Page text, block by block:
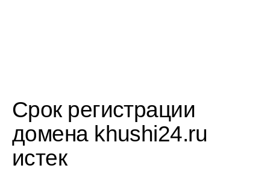
Срок регистрации
домена khushi24.ru
истек